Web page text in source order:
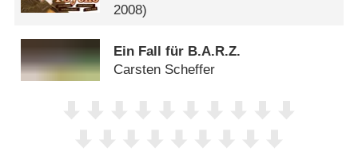
2008)
Ein Fall für B.A.R.Z.
Carsten Scheffer